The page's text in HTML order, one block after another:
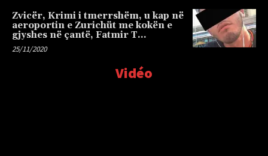
Zvicër, Krimi i tmerrshëm, u kap në
aeroportin e Zurichüt me kokën e
gjyshes në çantë, Fatmir T…
25/11/2020
Vidéo